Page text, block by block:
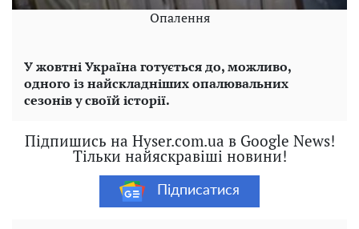
Опалення
У жовтні Україна готується до, можливо,
одного із найскладніших опалювальних
сезонів у своїй історії.
Підпишись на Hyser.com.ua в Google News!
Тільки найяскравіші новини!
Підписатися